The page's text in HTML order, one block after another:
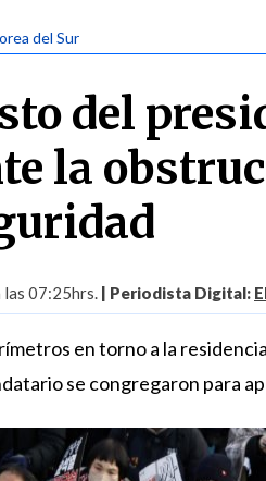
del Sur
del
la
las 07:25hrs. | Periodista Digital:
en torno a la
se congregaron para